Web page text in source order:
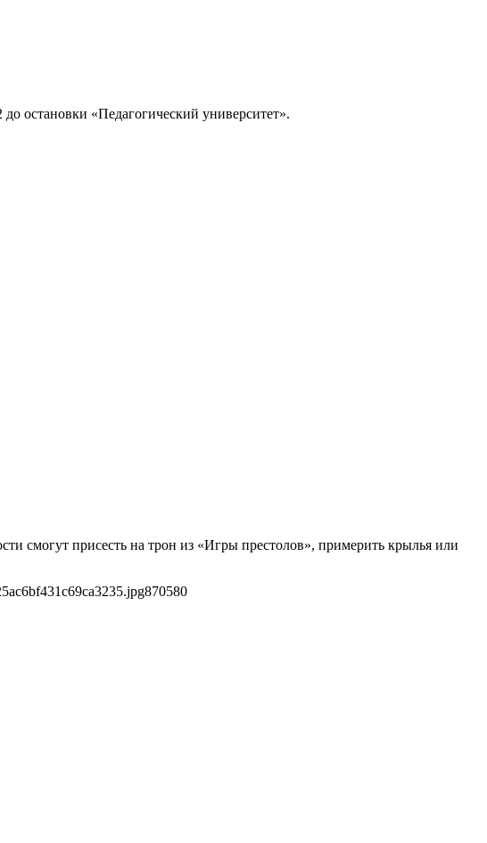
остановки «Педагогический университет».
смогут присесть на трон из «Игры престолов», примерить крылья или
870580